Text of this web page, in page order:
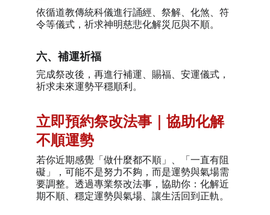
依循道教傳統科儀進行誦經、祭解、化煞、符
令等儀式，祈求神明慈悲化解災厄與不順。
六、補運祈福
完成祭改後，再進行補運、賜福、安運儀式，
祈求未來運勢平穩順利。
立即預約祭改法事｜協助化解
不順運勢
若你近期感覺「做什麼都不順」、「一直有阻
礙」，可能不是努力不夠，而是運勢與氣場需
要調整。透過專業祭改法事，協助你：化解近
期不順、穩定運勢與氣場、讓生活回到正軌。